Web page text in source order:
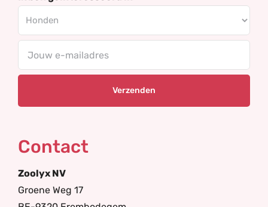
Contact
Zoolyx NV
Groene Weg 17